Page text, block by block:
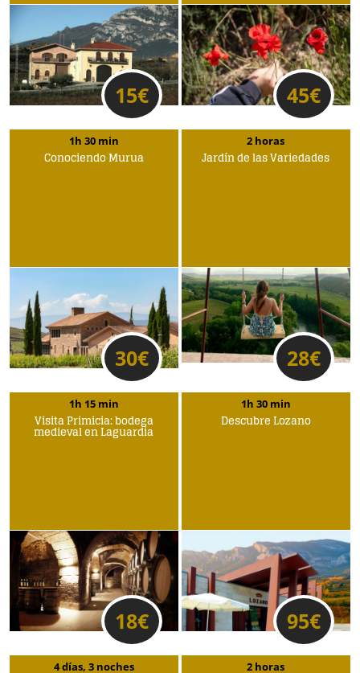
45€
2 horas
15€
1h 30 min
Conociendo Murua
30€
2 horas
Jardín de las Variedades
28€
1h 15 min
Visita Primicia: bodega
medieval en Laguardia
18€
1h 30 min
Descubre Lozano
95€
4 días, 3 noches